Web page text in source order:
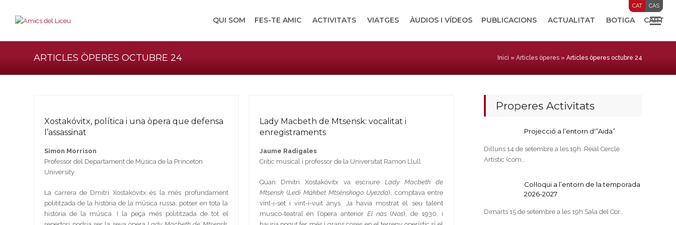
CAT CAS
QUI SOM FES-TE AMIC ACTIVITATS VIATGES ÀUDIOS I VÍDEOS PUBLICACIONS ACTUALITAT BOTIGA CART
ARTICLES ÒPERES OCTUBRE 24 Inici » Articles òperes» Articles òperes octubre 24
Xostakóvitx, política i una òpera que defensa
l’assassinat
Simon Morrison
Professor del Departament de Música de la Princeton
University
La carrera de Dmitri Xostakóvitx és la més profundament
polititzada de la història de la música russa, potser en tota la
història de la música. I la peça més polititzada de tot el
Lady Macbeth de Mtsensk: vocalitat i
enregistraments
Jaume Radigales
Crític musical i professor de la Universitat Ramon Llull
Quan Dmitri Xostakóvitx va escriure Lady Macbeth de
Mtsensk(Ledi Mákbet Mtsénskogo Uyezda), comptava entre
vint-i-set i vint-i-vuit anys. Ja havia mostrat el seu talent
musico-teatral en l’òpera anterior El nas(Nos), de 1930, i
Properes Activitats
Projecció a l’entorn d'”Aida”
Dilluns 14 de setembre a les 19h Reial Cercle
Artístic (com…
Col·loqui a l’entorn de la temporada
2026-2027
Dimarts 15 de setembre a les 19h Sala del Cor…